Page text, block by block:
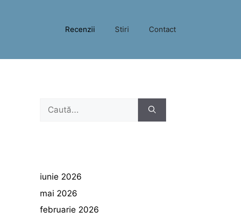
Recenzii Stiri Contact
Caută
iunie 2026
mai 2026
februarie 2026